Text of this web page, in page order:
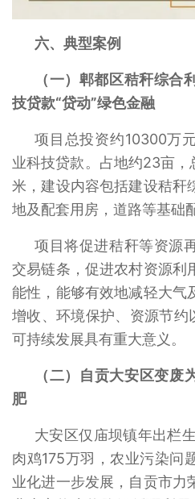
六、典型案例
（一）郫都区秸秆综合
技贷款“贷动”绿色金融
项目总投资约10300万
业科技贷款。占地约23亩
米，建设内容包括建设秸秆
地及配套用房，道路等基础
项目将促进秸秆等资源
交易链条，促进农村资源利
能性，能够有效地减轻大气
增收、环境保护、资源节约
可持续发展具有重大意义。
（二）自贡大安区变废
肥
大安区仅庙坝镇年出栏
肉鸡175万羽，农业污染问
业化进一步发展，自贡市力